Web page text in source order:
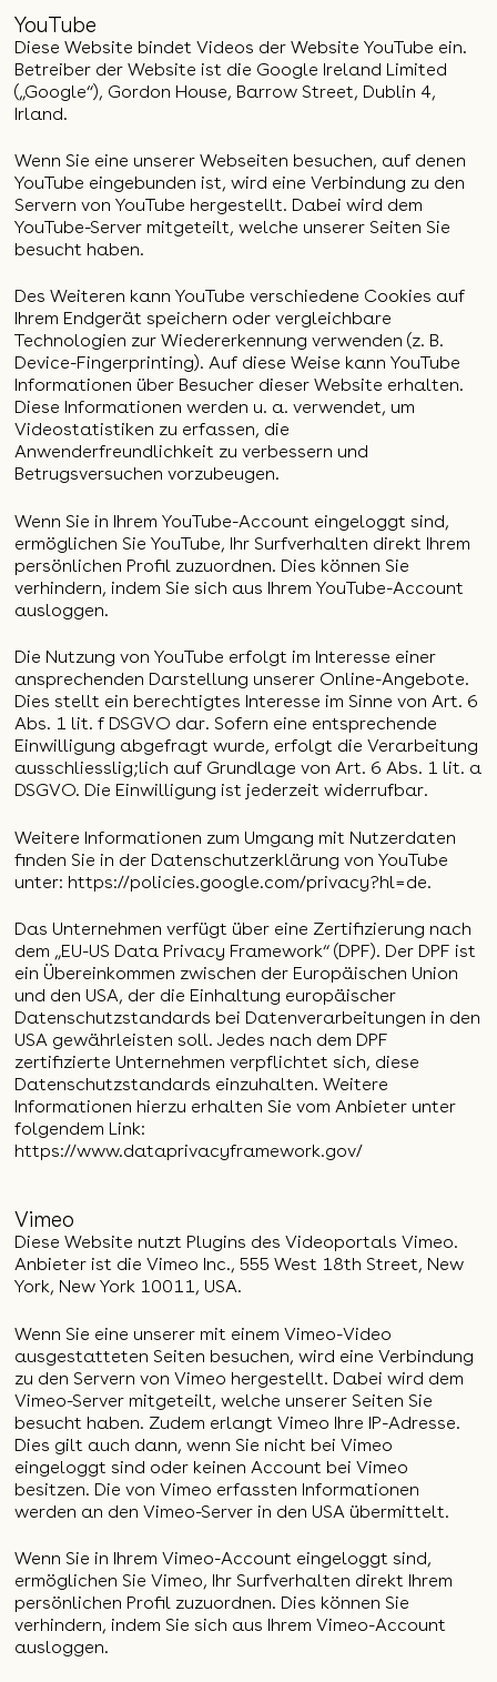
YouTube
Diese Website bindet Videos der Website YouTube ein.
Betreiber der Website ist die Google Ireland Limited
(„Google“), Gordon House, Barrow Street, Dublin 4,
Irland.
Wenn Sie eine unserer Webseiten besuchen, auf denen
YouTube eingebunden ist, wird eine Verbindung zu den
Servern von YouTube hergestellt. Dabei wird dem
YouTube-Server mitgeteilt, welche unserer Seiten Sie
besucht haben.
Des Weiteren kann YouTube verschiedene Cookies auf
Ihrem Endgerät speichern oder vergleichbare
Technologien zur Wiedererkennung verwenden (z. B.
Device-Fingerprinting). Auf diese Weise kann YouTube
Informationen über Besucher dieser Website erhalten.
Diese Informationen werden u. a. verwendet, um
Videostatistiken zu erfassen, die
Anwenderfreundlichkeit zu verbessern und
Betrugsversuchen vorzubeugen.
Wenn Sie in Ihrem YouTube-Account eingeloggt sind,
ermöglichen Sie YouTube, Ihr Surfverhalten direkt Ihrem
persönlichen Profil zuzuordnen. Dies können Sie
verhindern, indem Sie sich aus Ihrem YouTube-Account
ausloggen.
Die Nutzung von YouTube erfolgt im Interesse einer
ansprechenden Darstellung unserer Online-Angebote.
Dies stellt ein berechtigtes Interesse im Sinne von Art. 6
Abs. 1 lit. f DSGVO dar. Sofern eine entsprechende
Einwilligung abgefragt wurde, erfolgt die Verarbeitung
ausschliesslig;lich auf Grundlage von Art. 6 Abs. 1 lit. a
DSGVO. Die Einwilligung ist jederzeit widerrufbar.
Weitere Informationen zum Umgang mit Nutzerdaten
finden Sie in der Datenschutzerklärung von YouTube
unter: https://policies.google.com/privacy?hl=de.
Das Unternehmen verfügt über eine Zertifizierung nach
dem „EU-US Data Privacy Framework“ (DPF). Der DPF ist
ein Übereinkommen zwischen der Europäischen Union
und den USA, der die Einhaltung europäischer
Datenschutzstandards bei Datenverarbeitungen in den
USA gewährleisten soll. Jedes nach dem DPF
zertifizierte Unternehmen verpflichtet sich, diese
Datenschutzstandards einzuhalten. Weitere
Informationen hierzu erhalten Sie vom Anbieter unter
folgendem Link:
https://www.dataprivacyframework.gov/
Vimeo
Diese Website nutzt Plugins des Videoportals Vimeo.
Anbieter ist die Vimeo Inc., 555 West 18th Street, New
York, New York 10011, USA.
Wenn Sie eine unserer mit einem Vimeo-Video
ausgestatteten Seiten besuchen, wird eine Verbindung
zu den Servern von Vimeo hergestellt. Dabei wird dem
Vimeo-Server mitgeteilt, welche unserer Seiten Sie
besucht haben. Zudem erlangt Vimeo Ihre IP-Adresse.
Dies gilt auch dann, wenn Sie nicht bei Vimeo
eingeloggt sind oder keinen Account bei Vimeo
besitzen. Die von Vimeo erfassten Informationen
werden an den Vimeo-Server in den USA übermittelt.
Wenn Sie in Ihrem Vimeo-Account eingeloggt sind,
ermöglichen Sie Vimeo, Ihr Surfverhalten direkt Ihrem
persönlichen Profil zuzuordnen. Dies können Sie
verhindern, indem Sie sich aus Ihrem Vimeo-Account
ausloggen.